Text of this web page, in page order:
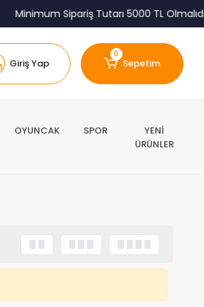
Minimum Sipariş Tutarı 5000 TL
Giriş Yap
0
Sepetim
OYUNCAK SPOR
YENİ
ÜRÜNLER